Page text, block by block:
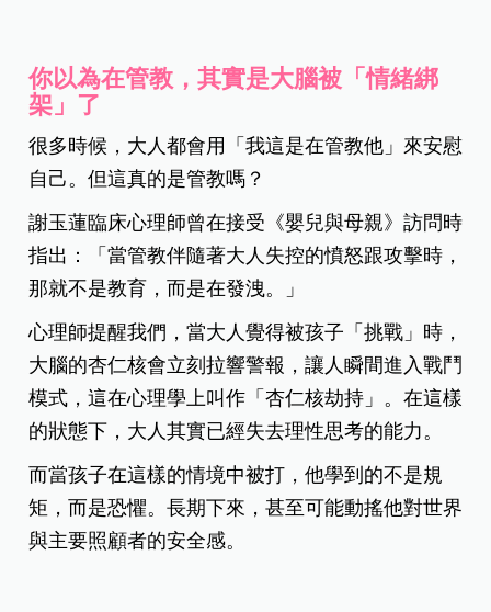
你以為在管教，其實是大腦被「情緒綁
架」了
很多時候，大人都會用「我這是在管教他」來安慰
自己。但這真的是管教嗎？
謝玉蓮臨床心理師曾在接受《嬰兒與母親》訪問時
指出：「當管教伴隨著大人失控的憤怒跟攻擊時，
那就不是教育，而是在發洩。」
心理師提醒我們，當大人覺得被孩子「挑戰」時，
大腦的杏仁核會立刻拉響警報，讓人瞬間進入戰鬥
模式，這在心理學上叫作「杏仁核劫持」。在這樣
的狀態下，大人其實已經失去理性思考的能力。
而當孩子在這樣的情境中被打，他學到的不是規
矩，而是恐懼。長期下來，甚至可能動搖他對世界
與主要照顧者的安全感。